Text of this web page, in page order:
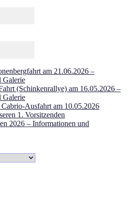
am 21.06.2026 –
Galerie
(Schinkenrallye) am 16.05.2026 –
Galerie
Ausfahrt am 10.05.2026
1. Vorsitzenden
2026 – Informationen und